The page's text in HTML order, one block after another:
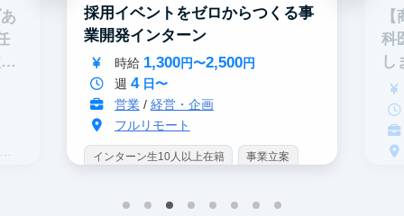
採用イベントをゼロからつくる事
業開発インターン
時給 1,300円〜2,500円
週 4日〜
営業/ 経営・企画
フルリモート
インターン生10人以上在籍 事業立案
科
し